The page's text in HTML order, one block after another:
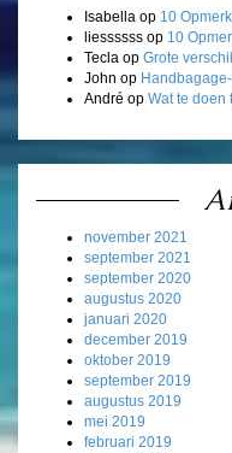
Isabella op 10
liessssss op 10
Tecla op Grote
John op
André op Wat te doen
november 2021
september 2021
september 2020
augustus 2020
januari 2020
december 2019
oktober 2019
september 2019
augustus 2019
mei 2019
februari 2019